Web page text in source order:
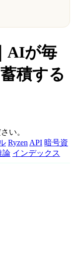
AIが毎
積する
い。
RyzenAPI 暗号資
論 インデックス